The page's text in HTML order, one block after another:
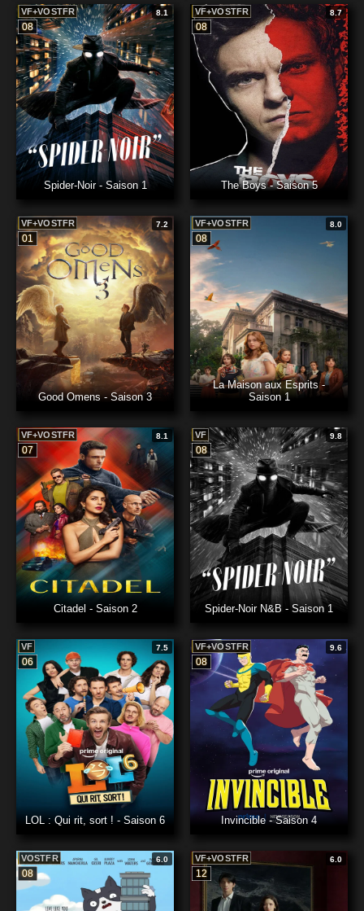
VF+VOSTFR 8.1
08
Spider-Noir - Saison 1
VF+VOSTFR 8.7
08
The Boys - Saison 5
VF+VOSTFR 7.2
01
Good Omens - Saison 3
VF+VOSTFR 8.0
08
La Maison aux Esprits -
Saison 1
VF+VOSTFR 8.1
07
Citadel - Saison 2
VF 9.8
08
Spider-Noir N&B - Saison 1
VF 7.5
06
LOL : Qui rit, sort ! - Saison 6
VF+VOSTFR 9.6
08
Invincible - Saison 4
VOSTFR 6.0
08
VF+VOSTFR 6.0
12